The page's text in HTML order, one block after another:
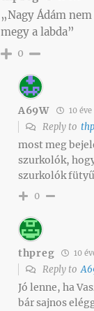
„Nagy Ádám
megy a labda”
0
A69W 10 éve
Reply to
most meg
szurkolók,
szurkolók
0
thpreg 10
Reply to
Jó lenne, ha
bár sajnos